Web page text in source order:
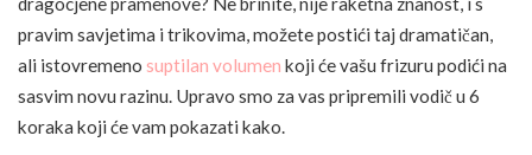
pravim savjetima i trikovima, možete postići taj dramatičan,
ali istovremeno suptilan volumen koji će vašu frizuru podići na
sasvim novu razinu. Upravo smo za vas pripremili vodič u 6
koraka koji će vam pokazati kako.